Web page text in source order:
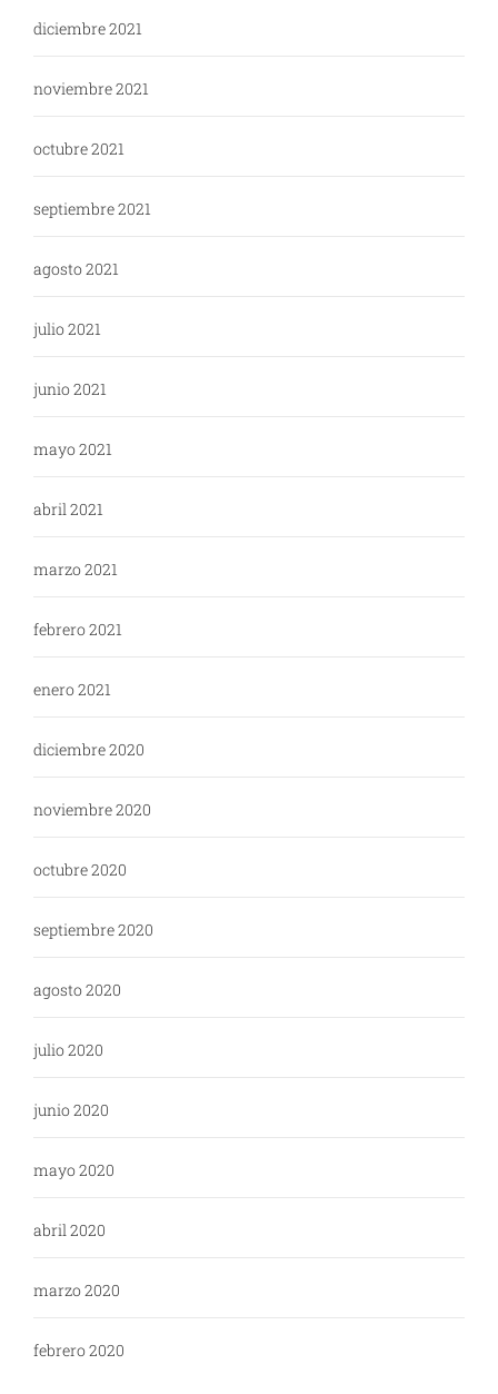
diciembre 2021
noviembre 2021
octubre 2021
septiembre 2021
agosto 2021
julio 2021
junio 2021
mayo 2021
abril 2021
marzo 2021
febrero 2021
enero 2021
diciembre 2020
noviembre 2020
octubre 2020
septiembre 2020
agosto 2020
julio 2020
junio 2020
mayo 2020
abril 2020
marzo 2020
febrero 2020